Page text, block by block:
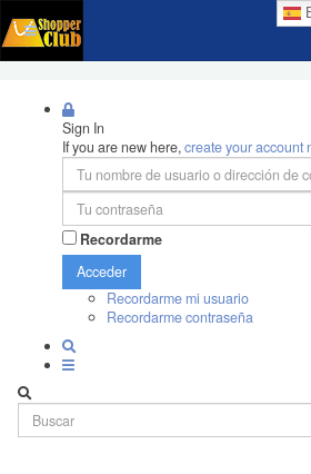
Sign In
If you are new here,create your account
Recordarme
Acceder
Recordarme mi usuario
Recordarme contraseña